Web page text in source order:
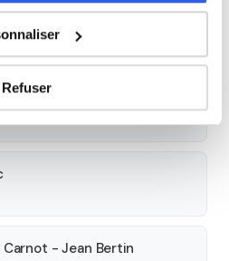
Refuser
- Jean Bertin